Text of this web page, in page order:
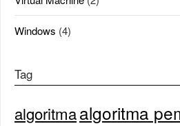
Windows (4)
Tag
algoritmaalgoritma